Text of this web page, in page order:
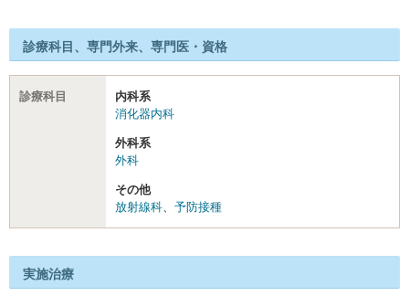
診療科目、専門外来、専門医・資格
診療科目
内科系
消化器内科
外科系
外科
その他
放射線科、 予防接種
実施治療